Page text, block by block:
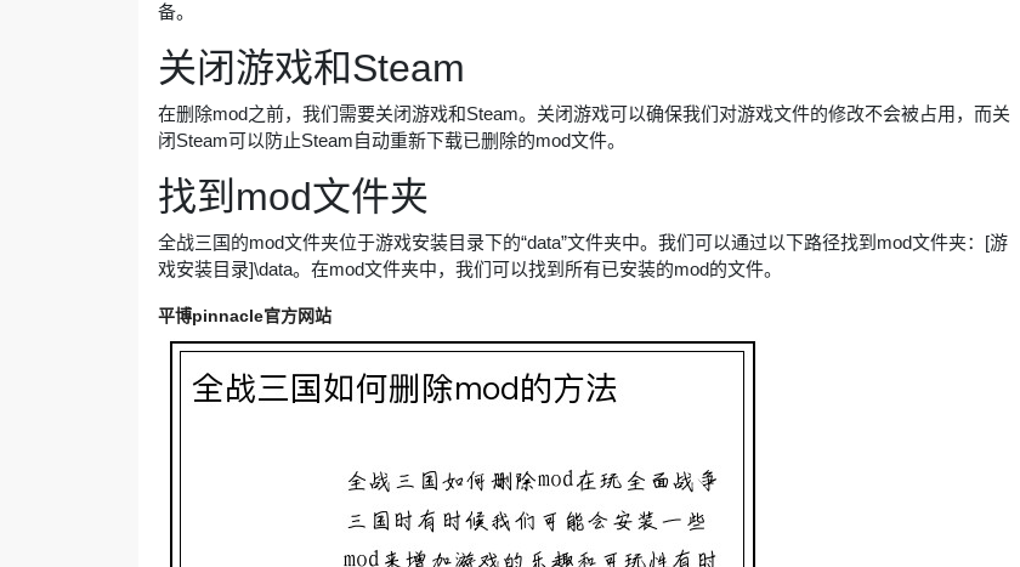
备。
关闭游戏和Steam
在删除mod之前，我们需要关闭游戏和Steam。关闭游戏可以确保我们对游戏文件的修改不会被占用，而关
闭Steam可以防止Steam自动重新下载已删除的mod文件。
找到mod文件夹
全战三国的mod文件夹位于游戏安装目录下的“data”文件夹中。我们可以通过以下路径找到mod文件夹：[游
戏安装目录]\data。在mod文件夹中，我们可以找到所有已安装的mod的文件。
平博pinnacle官方网站